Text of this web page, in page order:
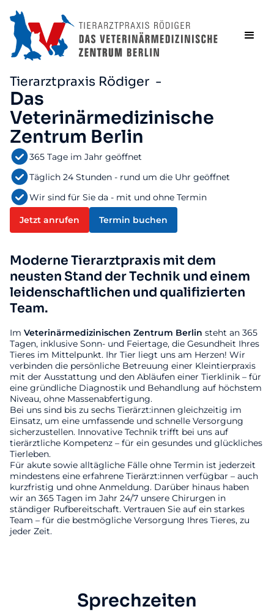
Tierarztpraxis Rödiger -
Das
Veterinärmedizinische
Zentrum Berlin
365 Tage im Jahr geöffnet
Täglich 24 Stunden - rund um die Uhr geöffnet
Wir sind für Sie da - mit und ohne Termin
Jetzt anrufen Termin buchen
Moderne Tierarztpraxis mit dem
neusten Stand der Technik und einem
leidenschaftlichen und qualifizierten
Team.
Im Veterinärmedizinischen Zentrum Berlin steht an 365
Tagen, inklusive Sonn- und Feiertage, die Gesundheit Ihres
Tieres im Mittelpunkt. Ihr Tier liegt uns am Herzen! Wir
verbinden die persönliche Betreuung einer Kleintierpraxis
mit der Ausstattung und den Abläufen einer Tierklinik – für
eine gründliche Diagnostik und Behandlung auf höchstem
Niveau, ohne Massenabfertigung.
Bei uns sind bis zu sechs Tierärzt:innen gleichzeitig im
Einsatz, um eine umfassende und schnelle Versorgung
sicherzustellen. Innovative Technik trifft bei uns auf
tierärztliche Kompetenz – für ein gesundes und glückliches
Tierleben.
Für akute sowie alltägliche Fälle ohne Termin ist jederzeit
mindestens eine erfahrene Tierärzt:innen verfügbar – auch
kurzfristig und ohne Anmeldung. Darüber hinaus haben
wir an 365 Tagen im Jahr 24/7 unsere Chirurgen in
ständiger Rufbereitschaft. Vertrauen Sie auf ein starkes
Team – für die bestmögliche Versorgung Ihres Tieres, zu
jeder Zeit.
Sprechzeiten